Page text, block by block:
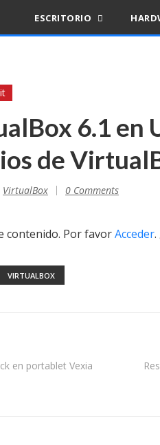
ESCRITORIO
6.1 en
de
VirtualBox 0 Comments
contenido. Por favorAcceder
VIRTUALBOX
en portablet Vexia